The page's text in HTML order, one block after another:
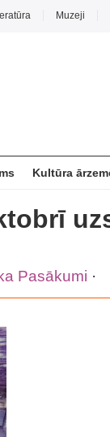
Muzeji
Kultūra
Pasākumi ·